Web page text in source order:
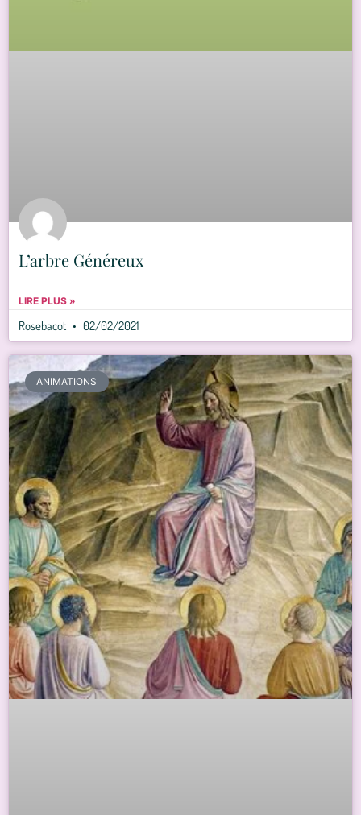
L’arbre Généreux
LIRE PLUS »
Rosebacot 02/02/2021
ANIMATIONS